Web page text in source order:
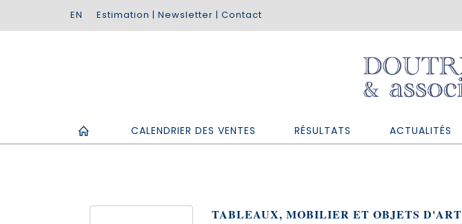
Estimation | Newsletter | Contact
CALENDRIER DES VENTES RÉSULTATS ACTUALITÉS
TABLEAUX, MOBILIER ET OBJETS D'ART